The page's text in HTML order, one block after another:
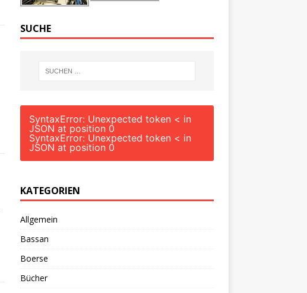
SUCHE
SyntaxError: Unexpected token < in
JSON at position 0
SyntaxError: Unexpected token < in
JSON at position 0
KATEGORIEN
Allgemein
Bassan
Boerse
Bücher